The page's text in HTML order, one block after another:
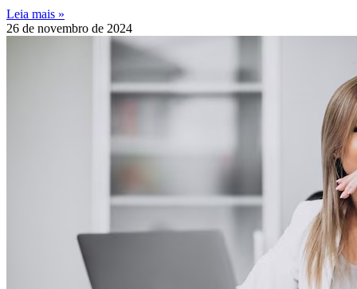
Leia mais »
26 de novembro de 2024